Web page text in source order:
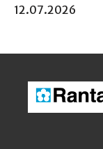
12.07.2026